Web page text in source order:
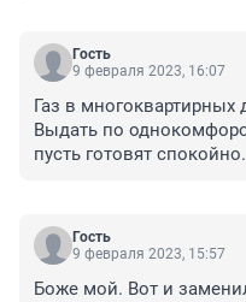
Гость
9 февраля 2023, 16:07
Газ в
Выдать по
пусть готовят
Гость
9 февраля 2023, 15:57
Боже мой. Вот и